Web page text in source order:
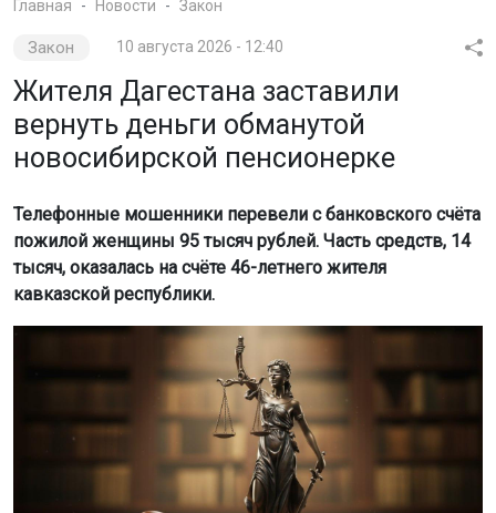
Главная Новости Закон
Закон 10 августа 2026 - 12:40
Жителя Дагестана заставили
вернуть деньги обманутой
новосибирской пенсионерке
Телефонные мошенники перевели с банковского счёта
пожилой женщины 95 тысяч рублей. Часть средств, 14
тысяч, оказалась на счёте 46-летнего жителя
кавказской республики.